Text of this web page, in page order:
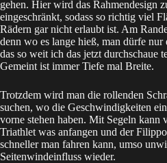
gehen. Hier wird das Rahmendesign
eingeschränkt, sodass so richtig viel
Rädern gar nicht erlaubt ist. Am
denn wo es lange hieß, man dürfe
das so weit ich das jetzt durchschaue
Gemeint ist immer Tiefe mal Breite.
Trotzdem wird man die rollenden
suchen, wo die Geschwindigkeiten
vorne stehen haben. Mit Segeln kann
Triathlet was anfangen und der
schneller man fahren kann, umso
Seitenwindeinfluss wieder.